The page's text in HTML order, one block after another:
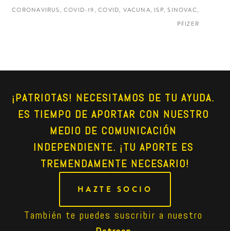
CORONAVIRUS, COVID-19, COVID, VACUNA, ISP, SINOVAC,
PFIZER
¡PATRIOTAS! NECESITAMOS DE TU AYUDA.
ES TIEMPO DE APORTAR CON NUESTRO
MEDIO DE COMUNICACIÓN
INDEPENDIENTE. ¡TU APORTE ES
TREMENDAMENTE NECESARIO!
HAZTE SOCIO